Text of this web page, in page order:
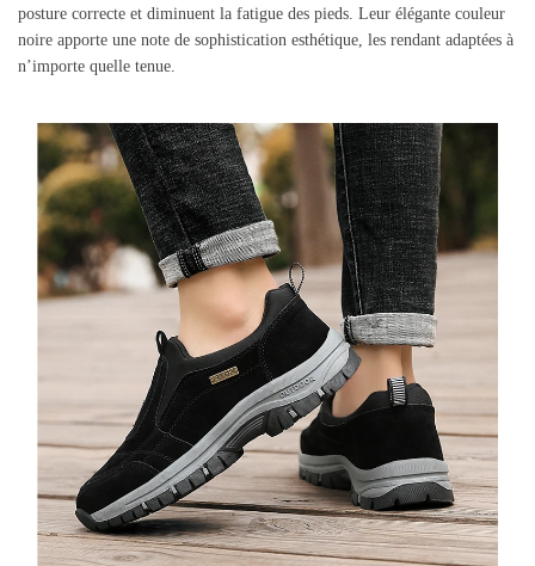
posture correcte et diminuent la fatigue des pieds. Leur élégante couleur
noire apporte une note de sophistication esthétique, les rendant adaptées à
n’importe quelle tenue.